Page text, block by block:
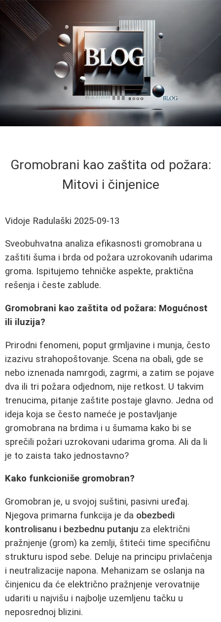
Gromobrani kao zaštita od požara:
Mitovi i činjenice
Vidoje Radulaški 2025-09-13
Sveobuhvatna analiza efikasnosti gromobrana u
zaštiti šuma i brda od požara uzrokovanih udarima
groma. Ispitujemo tehničke aspekte, praktična
rešenja i česte zablude.
Gromobrani kao zaštita od požara: Mogućnost
ili iluzija?
Prirodni fenomeni, poput grmljavine i munja, često
izazivu strahopoštovanje. Scena na obali, gde se
nebo iznenada namrgodi, zagrmi, a zatim se pojave
dva ili tri požara odjednom, nije retkost. U takvim
trenucima, pitanje zaštite postaje glavno. Jedna od
ideja koja se često nameće je postavljanje
gromobrana na brdima i u šumama kako bi se
sprečili požari uzrokovani udarima groma. Ali da li
je to zaista tako jednostavno?
Kako funkcioniše gromobran?
Gromobran je, u svojoj suštini, pasivni uređaj.
Njegova primarna funkcija je da obezbedi
kontrolisanu i bezbednu putanju za električni
pražnjenje (grom) ka zemlji, štiteći time specifičnu
strukturu ispod sebe. Deluje na principu privlačenja
i neutralizacije napona. Mehanizam se oslanja na
činjenicu da će električno pražnjenje verovatnije
udariti u najvišu i najbolje uzemljenu tačku u
neposrednoj blizini.